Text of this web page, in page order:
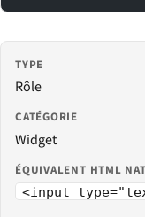
TYPE
Rôle
CATÉGORIE
Widget
ÉQUIVALENT HTML
<input